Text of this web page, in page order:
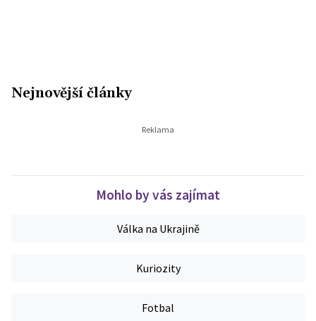
Nejnovější články
Mohlo by vás zajímat
Válka na Ukrajině
Kuriozity
Fotbal